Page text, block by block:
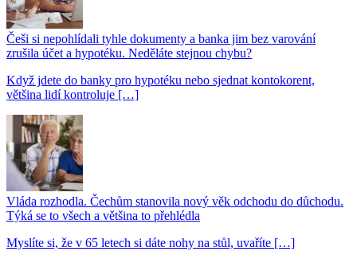
Češi si nepohlídali tyhle dokumenty a banka jim bez varování
zrušila účet a hypotéku. Neděláte stejnou chybu?
Když jdete do banky pro hypotéku nebo sjednat kontokorent,
většina lidí kontroluje […]
Vláda rozhodla. Čechům stanovila nový věk odchodu do důchodu.
Týká se to všech a většina to přehlédla
Myslíte si, že v 65 letech si dáte nohy na stůl, uvaříte […]